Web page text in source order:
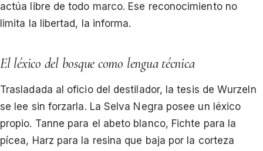
actúa libre de todo marco. Ese reconocimiento no
limita la libertad, la informa.
El léxico del bosque como lengua técnica
Trasladada al oficio del destilador, la tesis de Wurzeln
se lee sin forzarla. La Selva Negra posee un léxico
propio. Tanne para el abeto blanco, Fichte para la
pícea, Harz para la resina que baja por la corteza